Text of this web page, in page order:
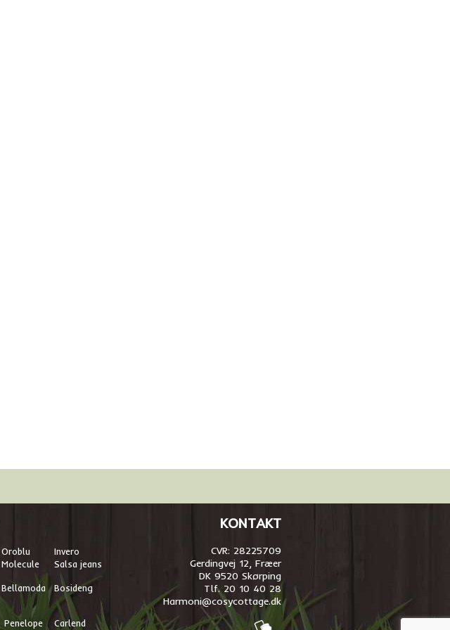
Oroblu
Invero
Molecule Salsa jeans
Bellamoda Bosideng
Penelope
Carlend
KONTAKT
CVR: 28225709
Gerdingvej 12, Fræer
DK 9520 Skørping
Tlf. 20 10 40 28
Harmoni@cosycottage.dk